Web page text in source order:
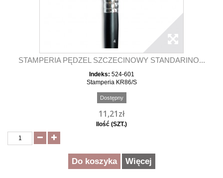
STAMPERIA PĘDZEL SZCZECINOWY STANDARINO...
Indeks: 524-601
Stamperia KR86/S
Dostępny
11,21zł
Ilość (SZT.)
Do koszyka Więcej